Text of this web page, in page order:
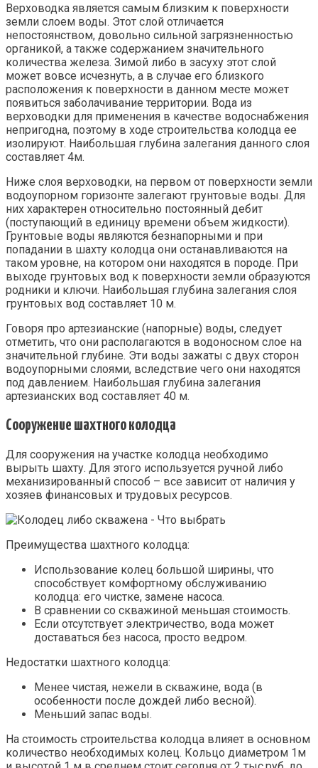
Верховодка является самым близким к поверхности
земли слоем воды. Этот слой отличается
непостоянством, довольно сильной загрязненностью
органикой, а также содержанием значительного
количества железа. Зимой либо в засуху этот слой
может вовсе исчезнуть, а в случае его близкого
расположения к поверхности в данном месте может
появиться заболачивание территории. Вода из
верховодки для применения в качестве водоснабжения
непригодна, поэтому в ходе строительства колодца ее
изолируют. Наибольшая глубина залегания данного слоя
составляет 4м.
Ниже слоя верховодки, на первом от поверхности земли
водоупорном горизонте залегают грунтовые воды. Для
них характерен относительно постоянный дебит
(поступающий в единицу времени объем жидкости).
Грунтовые воды являются безнапорными и при
попадании в шахту колодца они останавливаются на
таком уровне, на котором они находятся в породе. При
выходе грунтовых вод к поверхности земли образуются
родники и ключи. Наибольшая глубина залегания слоя
грунтовых вод составляет 10 м.
Говоря про артезианские (напорные) воды, следует
отметить, что они располагаются в водоносном слое на
значительной глубине. Эти воды зажаты с двух сторон
водоупорными слоями, вследствие чего они находятся
под давлением. Наибольшая глубина залегания
артезианских вод составляет 40 м.
Сооружение шахтного колодца
Для сооружения на участке колодца необходимо
вырыть шахту. Для этого используется ручной либо
механизированный способ – все зависит от наличия у
хозяев финансовых и трудовых ресурсов.
Преимущества шахтного колодца:
Использование колец большой ширины, что
способствует комфортному обслуживанию
колодца: его чистке, замене насоса.
В сравнении со скважиной меньшая стоимость.
Если отсутствует электричество, вода может
доставаться без насоса, просто ведром.
Недостатки шахтного колодца:
Менее чистая, нежели в скважине, вода (в
особенности после дождей либо весной).
Меньший запас воды.
На стоимость строительства колодца влияет в основном
количество необходимых колец. Кольцо диаметром 1м